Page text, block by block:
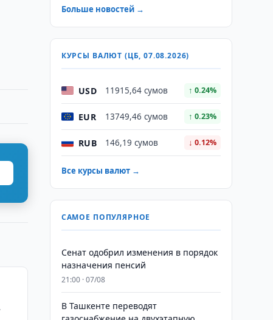
Больше новостей →
КУРСЫ ВАЛЮТ (ЦБ, 07.08.2026)
USD 11915,64 сумов ↑ 0.24%
EUR 13749,46 сумов ↑ 0.23%
RUB 146,19 сумов ↓ 0.12%
Все курсы валют →
САМОЕ ПОПУЛЯРНОЕ
Сенат одобрил изменения в порядок
назначения пенсий
21:00 · 07/08
В Ташкенте переводят